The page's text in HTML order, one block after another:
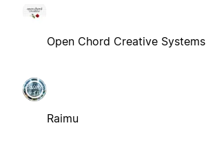
Open Chord Creative Systems
Raimu